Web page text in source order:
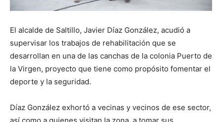
El alcalde de Saltillo, Javier Díaz González, acudió a
supervisar los trabajos de rehabilitación que se
desarrollan en una de las canchas de la colonia Puerto de
la Virgen, proyecto que tiene como propósito fomentar el
deporte y la seguridad.
Díaz González exhortó a vecinas y vecinos de ese sector,
así como a quienes visitan la zona, a tomar sus